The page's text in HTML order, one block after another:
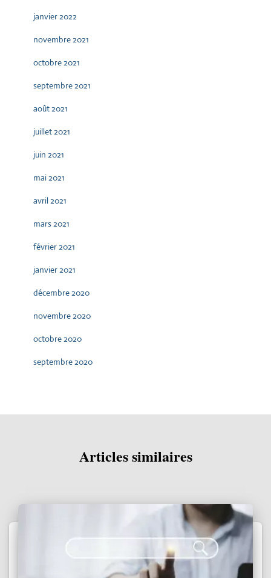
janvier 2022
novembre 2021
octobre 2021
septembre 2021
août 2021
juillet 2021
juin 2021
mai 2021
avril 2021
mars 2021
février 2021
janvier 2021
décembre 2020
novembre 2020
octobre 2020
septembre 2020
Articles similaires